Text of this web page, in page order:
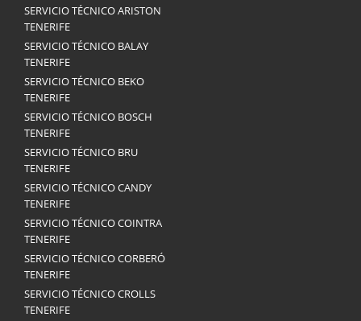
SERVICIO TÉCNICO ARISTON
TENERIFE
SERVICIO TÉCNICO BALAY
TENERIFE
SERVICIO TÉCNICO BEKO
TENERIFE
SERVICIO TÉCNICO BOSCH
TENERIFE
SERVICIO TÉCNICO BRU
TENERIFE
SERVICIO TÉCNICO CANDY
TENERIFE
SERVICIO TÉCNICO COINTRA
TENERIFE
SERVICIO TÉCNICO CORBERÓ
TENERIFE
SERVICIO TÉCNICO CROLLS
TENERIFE